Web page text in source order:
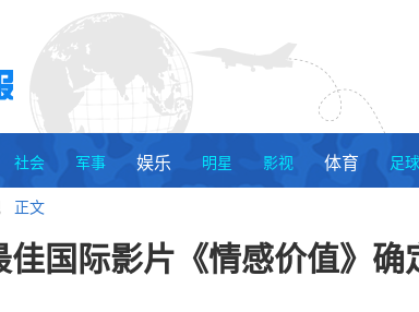
社会 军事 娱乐 明星 影视 体育 足球
正文
佳国际影片《情感价值》确